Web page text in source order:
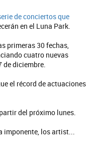
de conciertos que
en el Luna Park.
primeras 30 fechas,
cuatro nuevas
de diciembre.
el récord de actuaciones
del próximo lunes.
imponente, los artist...